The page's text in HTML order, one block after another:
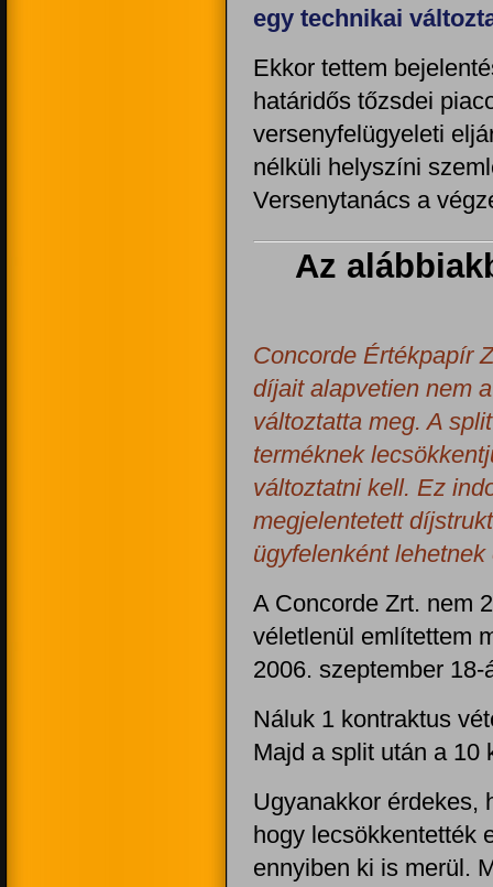
egy technikai
Ekkor tettem
határidős tőzsdei
versenyfelügyeleti
nélküli helyszíni
Versenytanács a
Az
Concorde Értékpapír
díjait alapvetien nem
változtatta meg. A
terméknek
változtatni kell. Ez
megjelentetett
ügyfelenként lehetnek
A Concorde Zrt. nem
véletlenül említettem
2006. szeptember
Náluk 1 kontraktus
Majd a split után a 10
Ugyanakkor érdekes,
hogy lecsökkentették
ennyiben ki is merül.